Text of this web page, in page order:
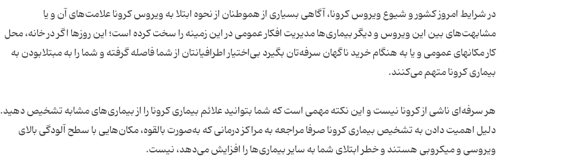
در شرایط امروز کشور و شیوع ویروس کرونا، آگاهی بسیاری از هموطنان از نحوه ابتلا به ویروس کرونا علامت‌های آن و یا
مشابهت‌های بین این ویروس و دیگر بیماری‌ها مدیریت افکار عمومی در این زمینه را سخت کرده است؛ این روزها اگر در خانه، محل
کار مکانهای عمومی و یا به هنگام خرید ناگهان سرفه‌تان بگیرد بی‌اختیار اطرافیانتان از شما فاصله گرفته و شما را به مبتلابودن به
بیماری کرونا متهم می‌کنند.
هر سرفه‌ای ناشی از کرونا نیست و این نکته مهمی است که شما بتوانید علائم بیماری کرونا را از بیماری‌های مشابه تشخیص دهید.
دلیل اهمیت دادن به تشخیص بیماری کرونا صرفا مراجعه به مراکز درمانی که به‌صورت بالقوه، مکان‌هایی با سطح آلودگی بالای
ویروسی و میکروبی هستند و خطر ابتلای شما به سایر بیماری‌ها را افزایش می‌دهد، نیست.